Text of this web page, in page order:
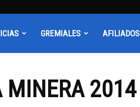
GREMIALES AFILIADOS
MINERA 2014